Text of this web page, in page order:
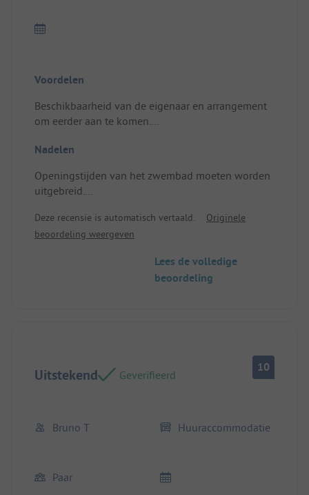
Voordelen
Beschikbaarheid van de eigenaar en arrangement
om eerder aan te komen.
Zeer goed onderhouden en prettige locatie met
Locatie/Huisvesting: Mooi terras
Nadelen
Openingstijden van het zwembad moeten worden
uitgebreid.
luiken op het gebouw, waardoor de temperatuur
binnen stijgt.
Deze recensie is automatisch vertaald.
Originele
beoordeling weergeven
Lees de volledige
beoordeling
Uitstekend Geverifieerd
10
Bruno T Huuraccommodatie
Paar